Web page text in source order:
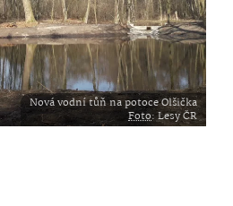
Nová vodní tůň na potoce Olšička
Foto: Lesy ČR